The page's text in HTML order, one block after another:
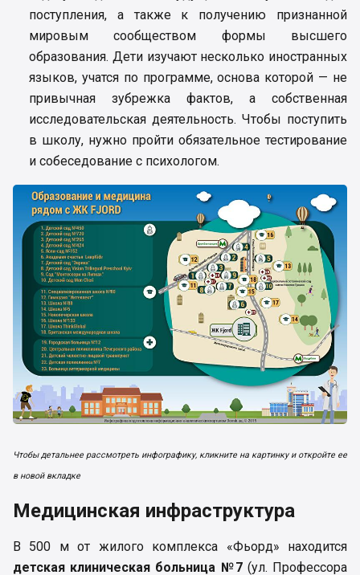
поступления, а также к получению признанной
мировым сообществом формы высшего
образования. Дети изучают несколько иностранных
языков, учатся по программе, основа которой — не
привычная зубрежка фактов, а собственная
исследовательская деятельность. Чтобы поступить
в школу, нужно пройти обязательное тестирование
и собеседование с психологом.
Чтобы детальнее рассмотреть инфографику, кликните на картинку и откройте ее
в новой вкладке
Медицинская инфраструктура
В 500 м от жилого комплекса «Фьорд» находится
детская клиническая больница №7(ул. Профессора